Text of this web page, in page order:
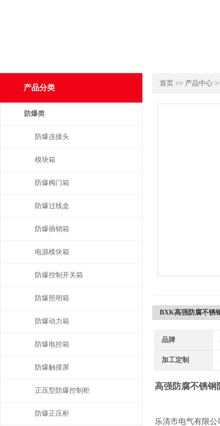
首页 >> 产品中心
BXK高强防腐不锈
品牌
加工定制
高强防腐不锈钢
乐清市电气有限
产品分类
防爆类
防爆连接头
模块箱
防爆阀门箱
防爆过线盒
防爆插销箱
电源模块箱
防爆控制开关箱
防爆照明箱
防爆动力箱
防爆电控箱
防爆触摸屏
正压型防爆控制柜
防爆正压柜